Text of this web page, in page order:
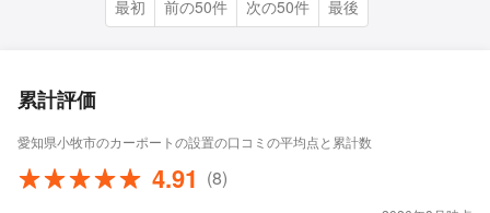
最初 前の50件 次の50件 最後
累計評価
愛知県小牧市のカーポートの設置の口コミの平均点と累計数
4.91 (8)